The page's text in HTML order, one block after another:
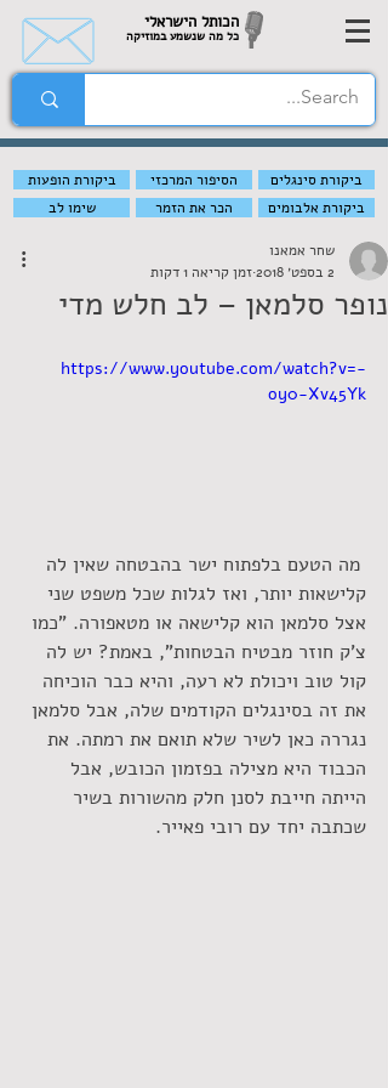
הכותל הישראלי
כל מה שנשמע במוזיקה
ביקורת הופעות הסיפור המרכזי
ביקורת סינגלים
שימו לב
הכר את הזמר ביקורת אלבומים
נופר סלמאן – לב חלש מדי
שחר אמאנו
2 בספט׳ 2018
זמן קריאה 1 דקות
https://www.youtube.com/watch?v=-
oy0-Xv45Yk
מה הטעם בלפתוח ישר בהבטחה שאין לה
קלישאות יותר, ואז לגלות שכל משפט שני
אצל סלמאן הוא קלישאה או מטאפורה. "כמו
צ'ק חוזר מבטיח הבטחות", באמת? יש לה
קול טוב ויכולת לא רעה, והיא כבר הוכיחה
את זה בסינגלים הקודמים שלה, אבל סלמאן
נגררה כאן לשיר שלא תואם את רמתה. את
הכבוד היא מצילה בפזמון הכובש, אבל
הייתה חייבת לסנן חלק מהשורות בשיר
שכתבה יחד עם רובי פאייר.